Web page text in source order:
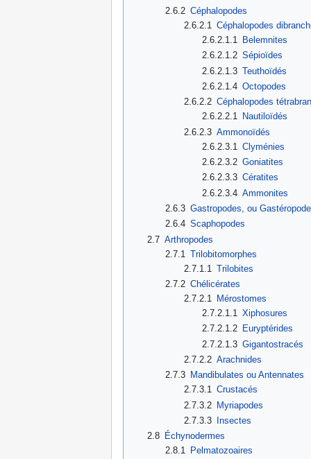
2.6.2 Céphalopodes
2.6.2.1 Céphalopodes
2.6.2.1.1 Belemnites
2.6.2.1.2 Sépioïdes
2.6.2.1.3 Teuthoïdés
2.6.2.1.4 Octopodes
2.6.2.2 Céphalopodes
2.6.2.2.1 Nautiloïdés
2.6.2.3 Ammonoïdés
2.6.2.3.1
Clyménies
2.6.2.3.2 Goniatites
2.6.2.3.3 Cératites
2.6.2.3.4 Ammonites
2.6.3 Gastropodes, ou
2.6.4 Scaphopodes
2.7 Arthropodes
2.7.1
Trilobitomorphes
2.7.1.1
Trilobites
2.7.2 Chélicérates
2.7.2.1
Mérostomes
2.7.2.1.1 Xiphosures
2.7.2.1.2 Euryptérides
2.7.2.1.3 Gigantostracés
2.7.2.2 Arachnides
2.7.3 Mandibulates ou Antennates
2.7.3.1 Crustacés
2.7.3.2 Myriapodes
2.7.3.3
Insectes
2.8
Échynodermes
2.8.1 Pelmatozoaires